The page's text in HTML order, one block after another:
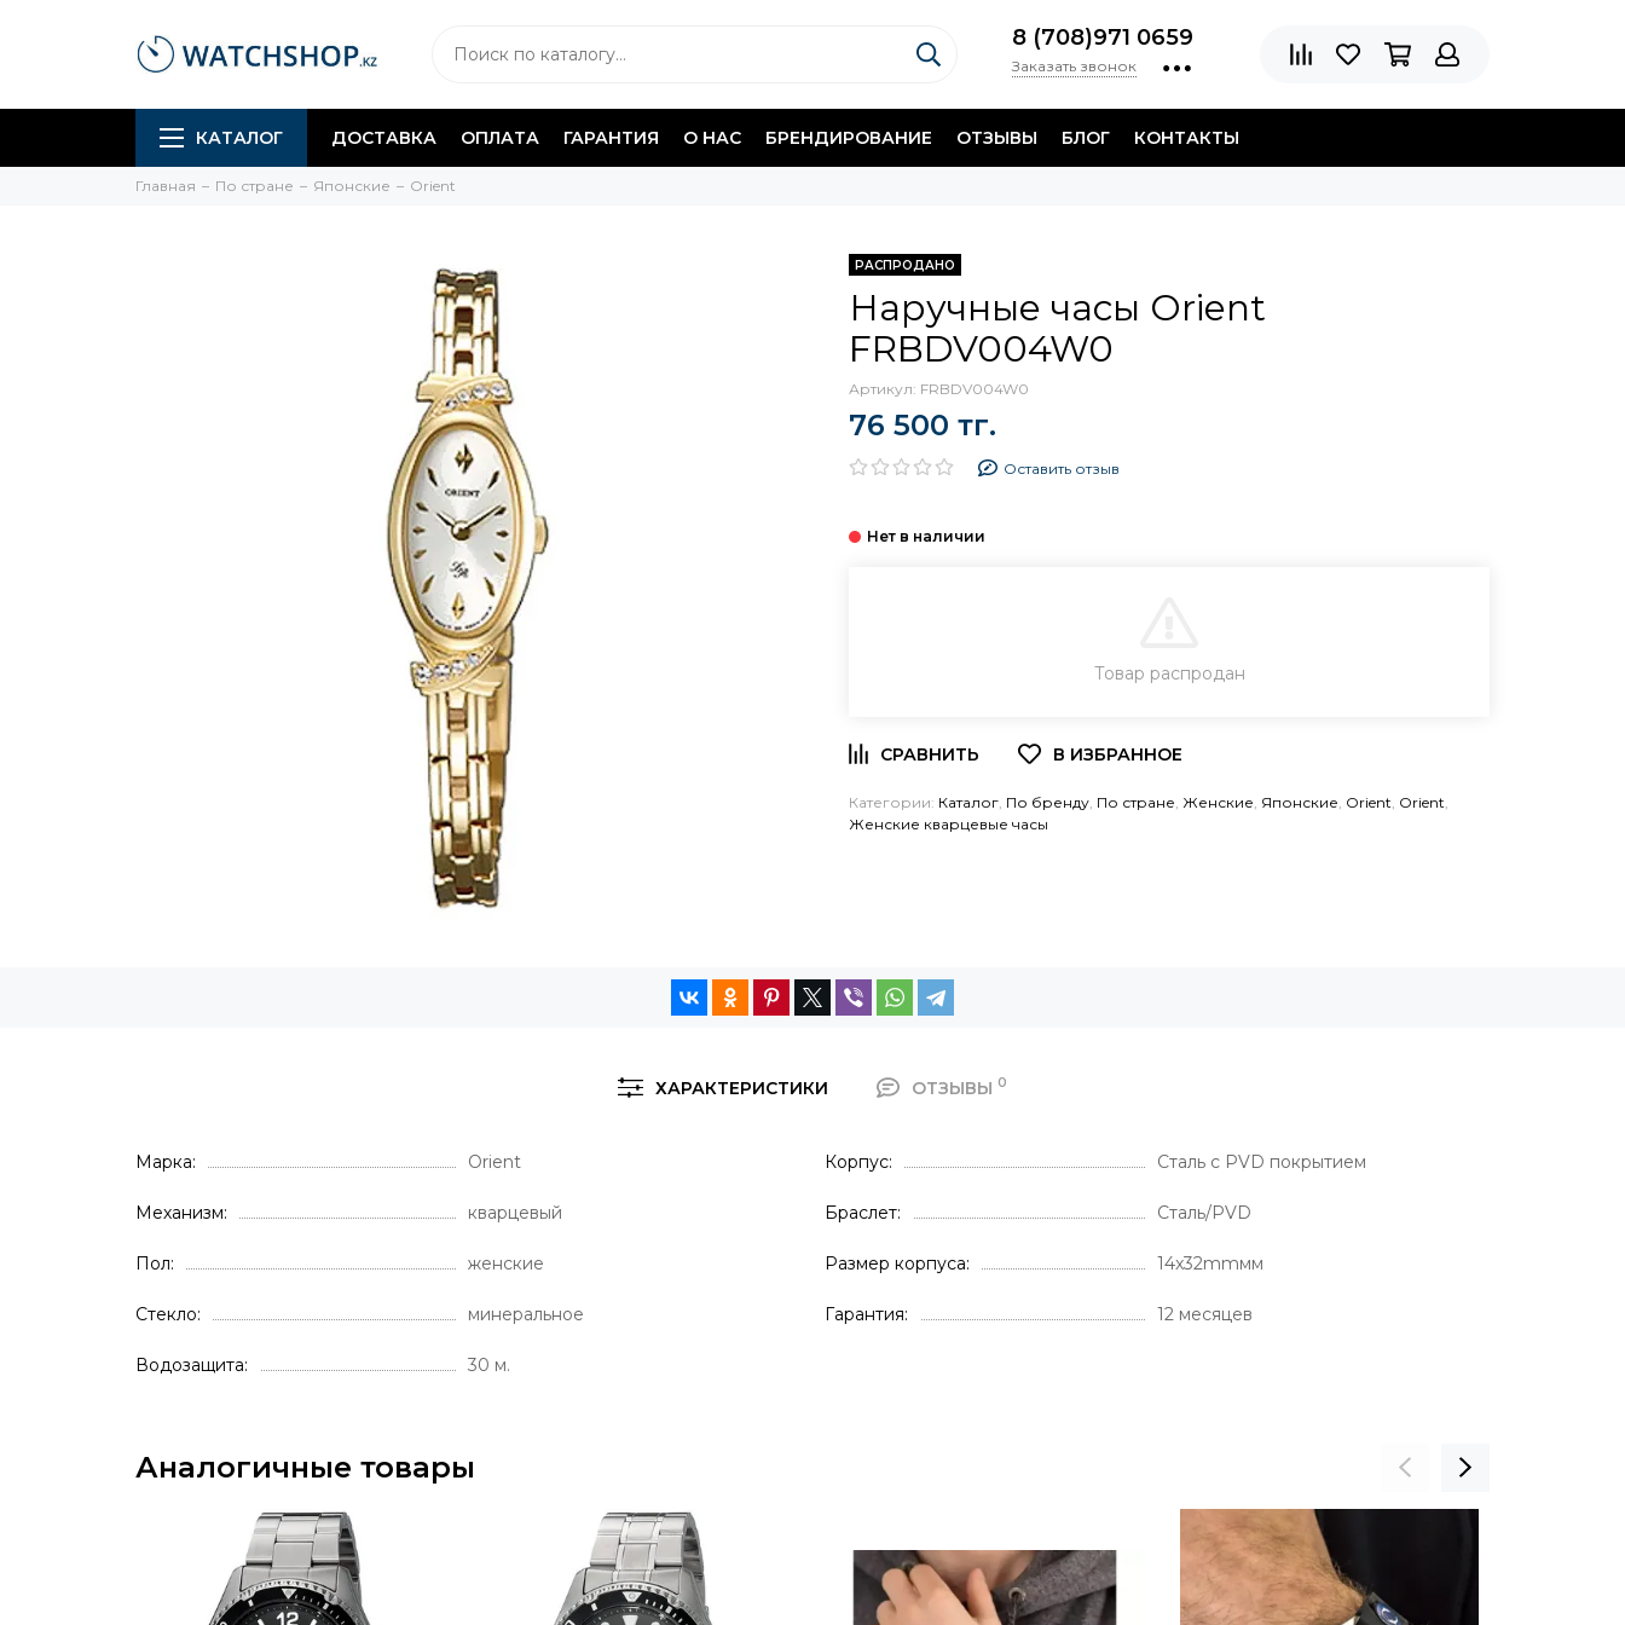
8 (708)971 0659
Заказать звонок
КАТАЛОГ ДОСТАВКА ОПЛАТА ГАРАНТИЯ О НАС БРЕНДИРОВАНИЕ ОТЗЫВЫ БЛОГ КОНТАКТЫ
Главная По стране Японские Orient
РАСПРОДАНО
Наручные часы Orient
FRBDV004W0
Артикул: FRBDV004W0
76 500 тг.
Оставить отзыв
ЗАКАЗ В ОДИН КЛИК
Товар распродан
Категории: Каталог По бренду По стране Женские Японские Orient Orient
Женские кварцевые часы
ХАРАКТЕРИСТИКИ ОТЗЫВЫ 0
Марка Orient
Механизм кварцевый
Пол женские
Стекло минеральное
Водозащита 30 м.
Корпус Сталь с PVD покрытием
Браслет Cталь/PVD
Размер корпуса 14x32mmмм
Гарантия 12 месяцев
Аналогичные товары